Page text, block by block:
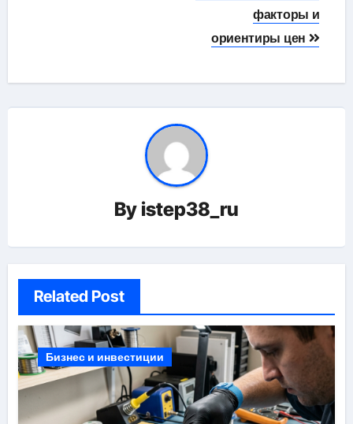
факторы и
ориентиры цен
By istep38_ru
Related Post
Бизнес и инвестиции